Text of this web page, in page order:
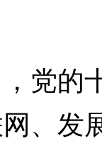
的
、发